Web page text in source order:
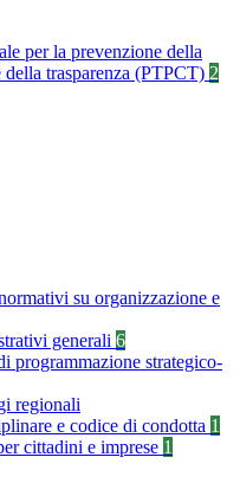
per la prevenzione della
della trasparenza (PTPCT) 2
su organizzazione e
generali 6
programmazione strategico-
regionali
e codice di condotta 1
cittadini e imprese 1